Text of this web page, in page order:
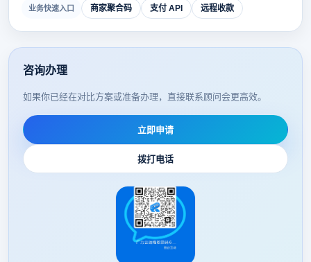
业务快速入口 商家聚合码 支付 API 远程收款
咨询办理
如果你已经在对比方案或准备办理，直接联系顾问会更高效。
立即申请
拨打电话